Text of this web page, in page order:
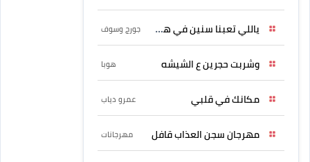
ياللي تعبنا سنين في هواه جورج وسوف
وشربت حجرين ع الشيشه هوبا
مكانك في قلبي عمرو دياب
مهرجان سجن العذاب قافل مهرجانات